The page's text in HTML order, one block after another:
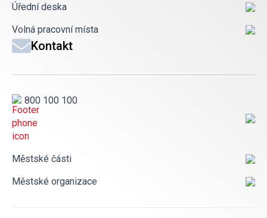
Úřední deska
Volná pracovní místa
Kontakt
800 100 100
Městské části
Městské organizace